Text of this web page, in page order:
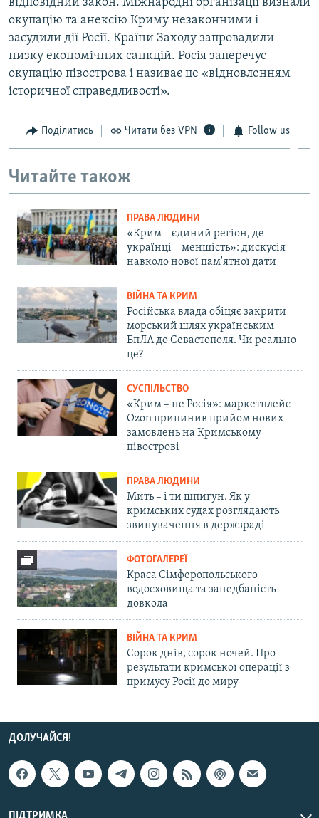
окупацію та анексію Криму незаконними і
засудили дії Росії. Країни Заходу запровадили
низку економічних санкцій. Росія заперечує
окупацію півострова і називає це «відновленням
історичної справедливості».
Поділитись Читати без VPN Follow us
Читайте також
ПРАВА ЛЮДИНИ
«Крим – єдиний регіон, де
українці – меншість»: дискусія
навколо нової пам'ятної дати
ВІЙНА ТА КРИМ
Російська влада обіцяє закрити
морський шлях українським
БпЛА до Севастополя. Чи реально
це?
СУСПІЛЬСТВО
«Крим – не Росія»: маркетплейс
Ozon припинив прийом нових
замовлень на Кримському
півострові
ПРАВА ЛЮДИНИ
Мить – і ти шпигун. Як у
кримських судах розглядають
звинувачення в держзраді
ФОТОГАЛЕРЕЇ
Краса Сімферопольського
водосховища та занедбаність
довкола
ВІЙНА ТА КРИМ
Сорок днів, сорок ночей. Про
результати кримської операції з
примусу Росії до миру
ДОЛУЧАЙСЯ!